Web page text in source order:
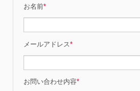
お名前*
メールアドレス*
お問い合わせ内容*